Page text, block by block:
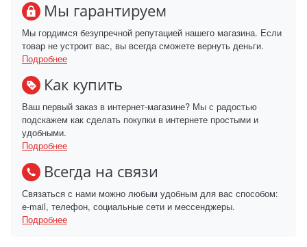
Мы гарантируем
Мы гордимся безупречной репутацией нашего магазина. Если
товар не устроит вас, вы всегда сможете вернуть деньги.
Подробнее
Как купить
Ваш первый заказ в интернет-магазине? Мы с радостью
подскажем как сделать покупки в интернете простыми и
удобными.
Подробнее
Всегда на связи
Связаться с нами можно любым удобным для вас способом:
e-mail, телефон, социальные сети и мессенджеры.
Подробнее